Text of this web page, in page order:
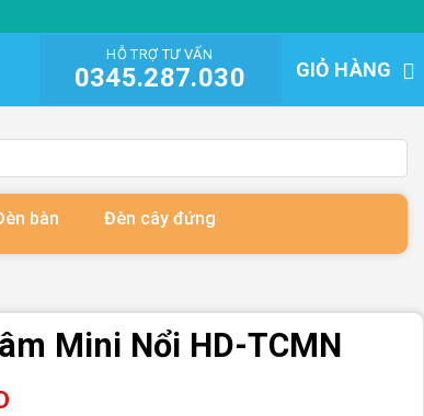
HỖ TRỢ TƯ VẤN
0345.287.030 GIỎ HÀNG
bàn Đèn cây đứng
Mini Nổi HD-TCMN